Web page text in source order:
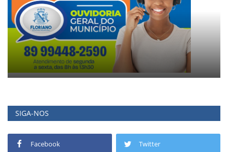
SIGA-NOS
Facebook Twitter